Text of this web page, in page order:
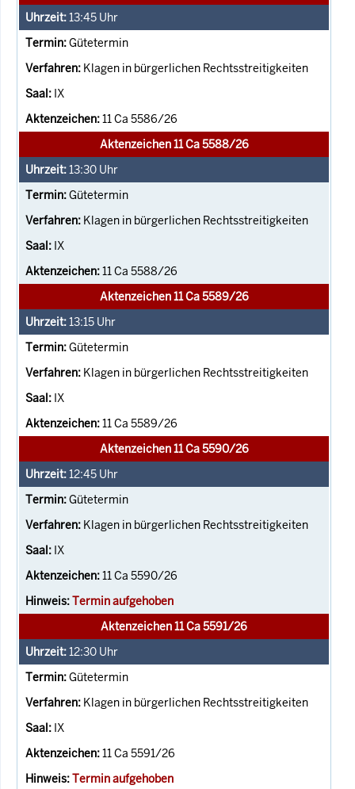
13:45 Uhr
Gütetermin
Klagen in bürgerlichen Rechtsstreitigkeiten
IX
11 Ca 5586/26
Aktenzeichen 11 Ca 5588/26
13:30 Uhr
Gütetermin
Klagen in bürgerlichen Rechtsstreitigkeiten
IX
11 Ca 5588/26
Aktenzeichen 11 Ca 5589/26
13:15 Uhr
Gütetermin
Klagen in bürgerlichen Rechtsstreitigkeiten
IX
11 Ca 5589/26
Aktenzeichen 11 Ca 5590/26
12:45 Uhr
Gütetermin
Klagen in bürgerlichen Rechtsstreitigkeiten
IX
11 Ca 5590/26
Termin aufgehoben
Aktenzeichen 11 Ca 5591/26
12:30 Uhr
Gütetermin
Klagen in bürgerlichen Rechtsstreitigkeiten
IX
11 Ca 5591/26
Termin aufgehoben